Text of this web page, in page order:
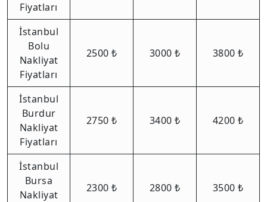
Fiyatları
İstanbul
Bolu
Nakliyat
Fiyatları
2500 ₺ 3000 ₺ 3800 ₺
İstanbul
Burdur
Nakliyat
Fiyatları
2750 ₺ 3400 ₺ 4200 ₺
İstanbul
Bursa
Nakliyat
2300 ₺ 2800 ₺ 3500 ₺